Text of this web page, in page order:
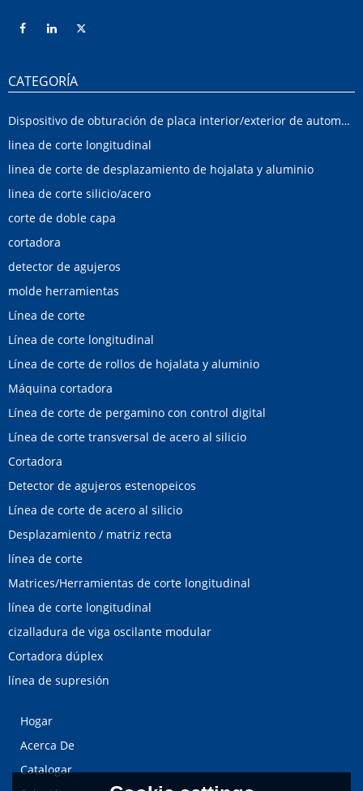
CATEGORÍA
Dispositivo de obturación de placa interior/exterior de automóvil
linea de corte longitudinal
linea de corte de desplazamiento de hojalata y aluminio
linea de corte silicio/acero
corte de doble capa
cortadora
detector de agujeros
molde herramientas
Línea de corte
Línea de corte longitudinal
Línea de corte de rollos de hojalata y aluminio
Máquina cortadora
Línea de corte de pergamino con control digital
Línea de corte transversal de acero al silicio
Cortadora
Detector de agujeros estenopeicos
Línea de corte de acero al silicio
Desplazamiento / matriz recta
línea de corte
Matrices/Herramientas de corte longitudinal
línea de corte longitudinal
cizalladura de viga oscilante modular
Cortadora dúplex
línea de supresión
Hogar
Acerca De
Catalogar